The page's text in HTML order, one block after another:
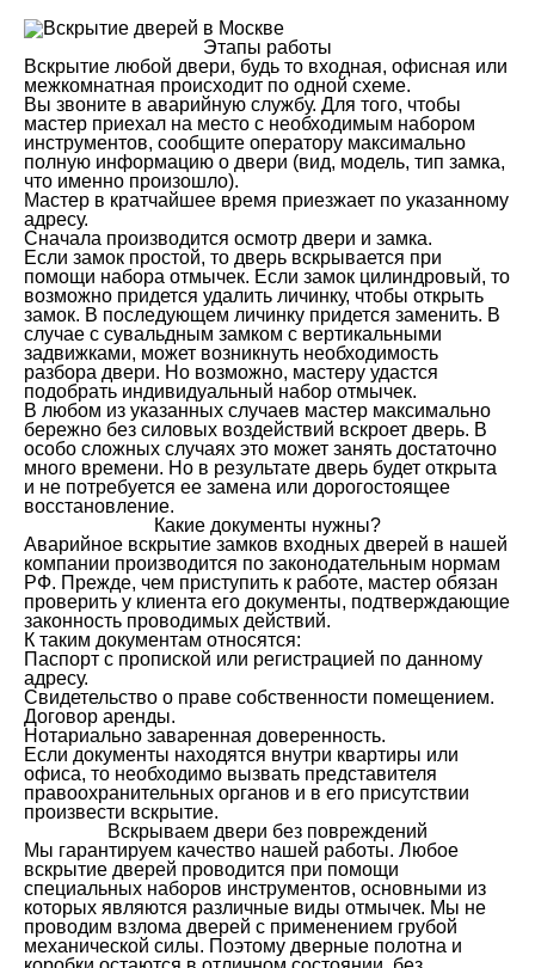
Этапы работы
Вскрытие любой двери, будь то входная, офисная или
межкомнатная происходит по одной схеме.
Вы звоните в аварийную службу. Для того, чтобы
мастер приехал на место с необходимым набором
инструментов, сообщите оператору максимально
полную информацию о двери (вид, модель, тип замка,
что именно произошло).
Мастер в кратчайшее время приезжает по указанному
адресу.
Сначала производится осмотр двери и замка.
Если замок простой, то дверь вскрывается при
помощи набора отмычек. Если замок цилиндровый, то
возможно придется удалить личинку, чтобы открыть
замок. В последующем личинку придется заменить. В
случае с сувальдным замком с вертикальными
задвижками, может возникнуть необходимость
разбора двери. Но возможно, мастеру удастся
подобрать индивидуальный набор отмычек.
В любом из указанных случаев мастер максимально
бережно без силовых воздействий вскроет дверь. В
особо сложных случаях это может занять достаточно
много времени. Но в результате дверь будет открыта
и не потребуется ее замена или дорогостоящее
восстановление.
Какие документы нужны?
Аварийное вскрытие замков входных дверей в нашей
компании производится по законодательным нормам
РФ. Прежде, чем приступить к работе, мастер обязан
проверить у клиента его документы, подтверждающие
законность проводимых действий.
К таким документам относятся:
Паспорт с пропиской или регистрацией по данному
адресу.
Свидетельство о праве собственности помещением.
Договор аренды.
Нотариально заваренная доверенность.
Если документы находятся внутри квартиры или
офиса, то необходимо вызвать представителя
правоохранительных органов и в его присутствии
произвести вскрытие.
Вскрываем двери без повреждений
Мы гарантируем качество нашей работы. Любое
вскрытие дверей проводится при помощи
специальных наборов инструментов, основными из
которых являются различные виды отмычек. Мы не
проводим взлома дверей с применением грубой
механической силы. Поэтому дверные полотна и